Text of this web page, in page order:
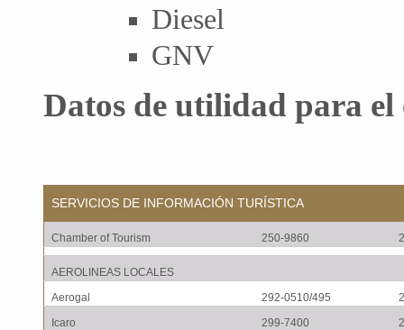
Diesel
GNV
Datos de utilidad para
SERVICIOS DE INFORMACIÓN TURÍSTICA
Chamber of Tourism 250-9860
AEROLINEAS LOCALES
Aerogal
292-0510/495
Icaro
299-7400